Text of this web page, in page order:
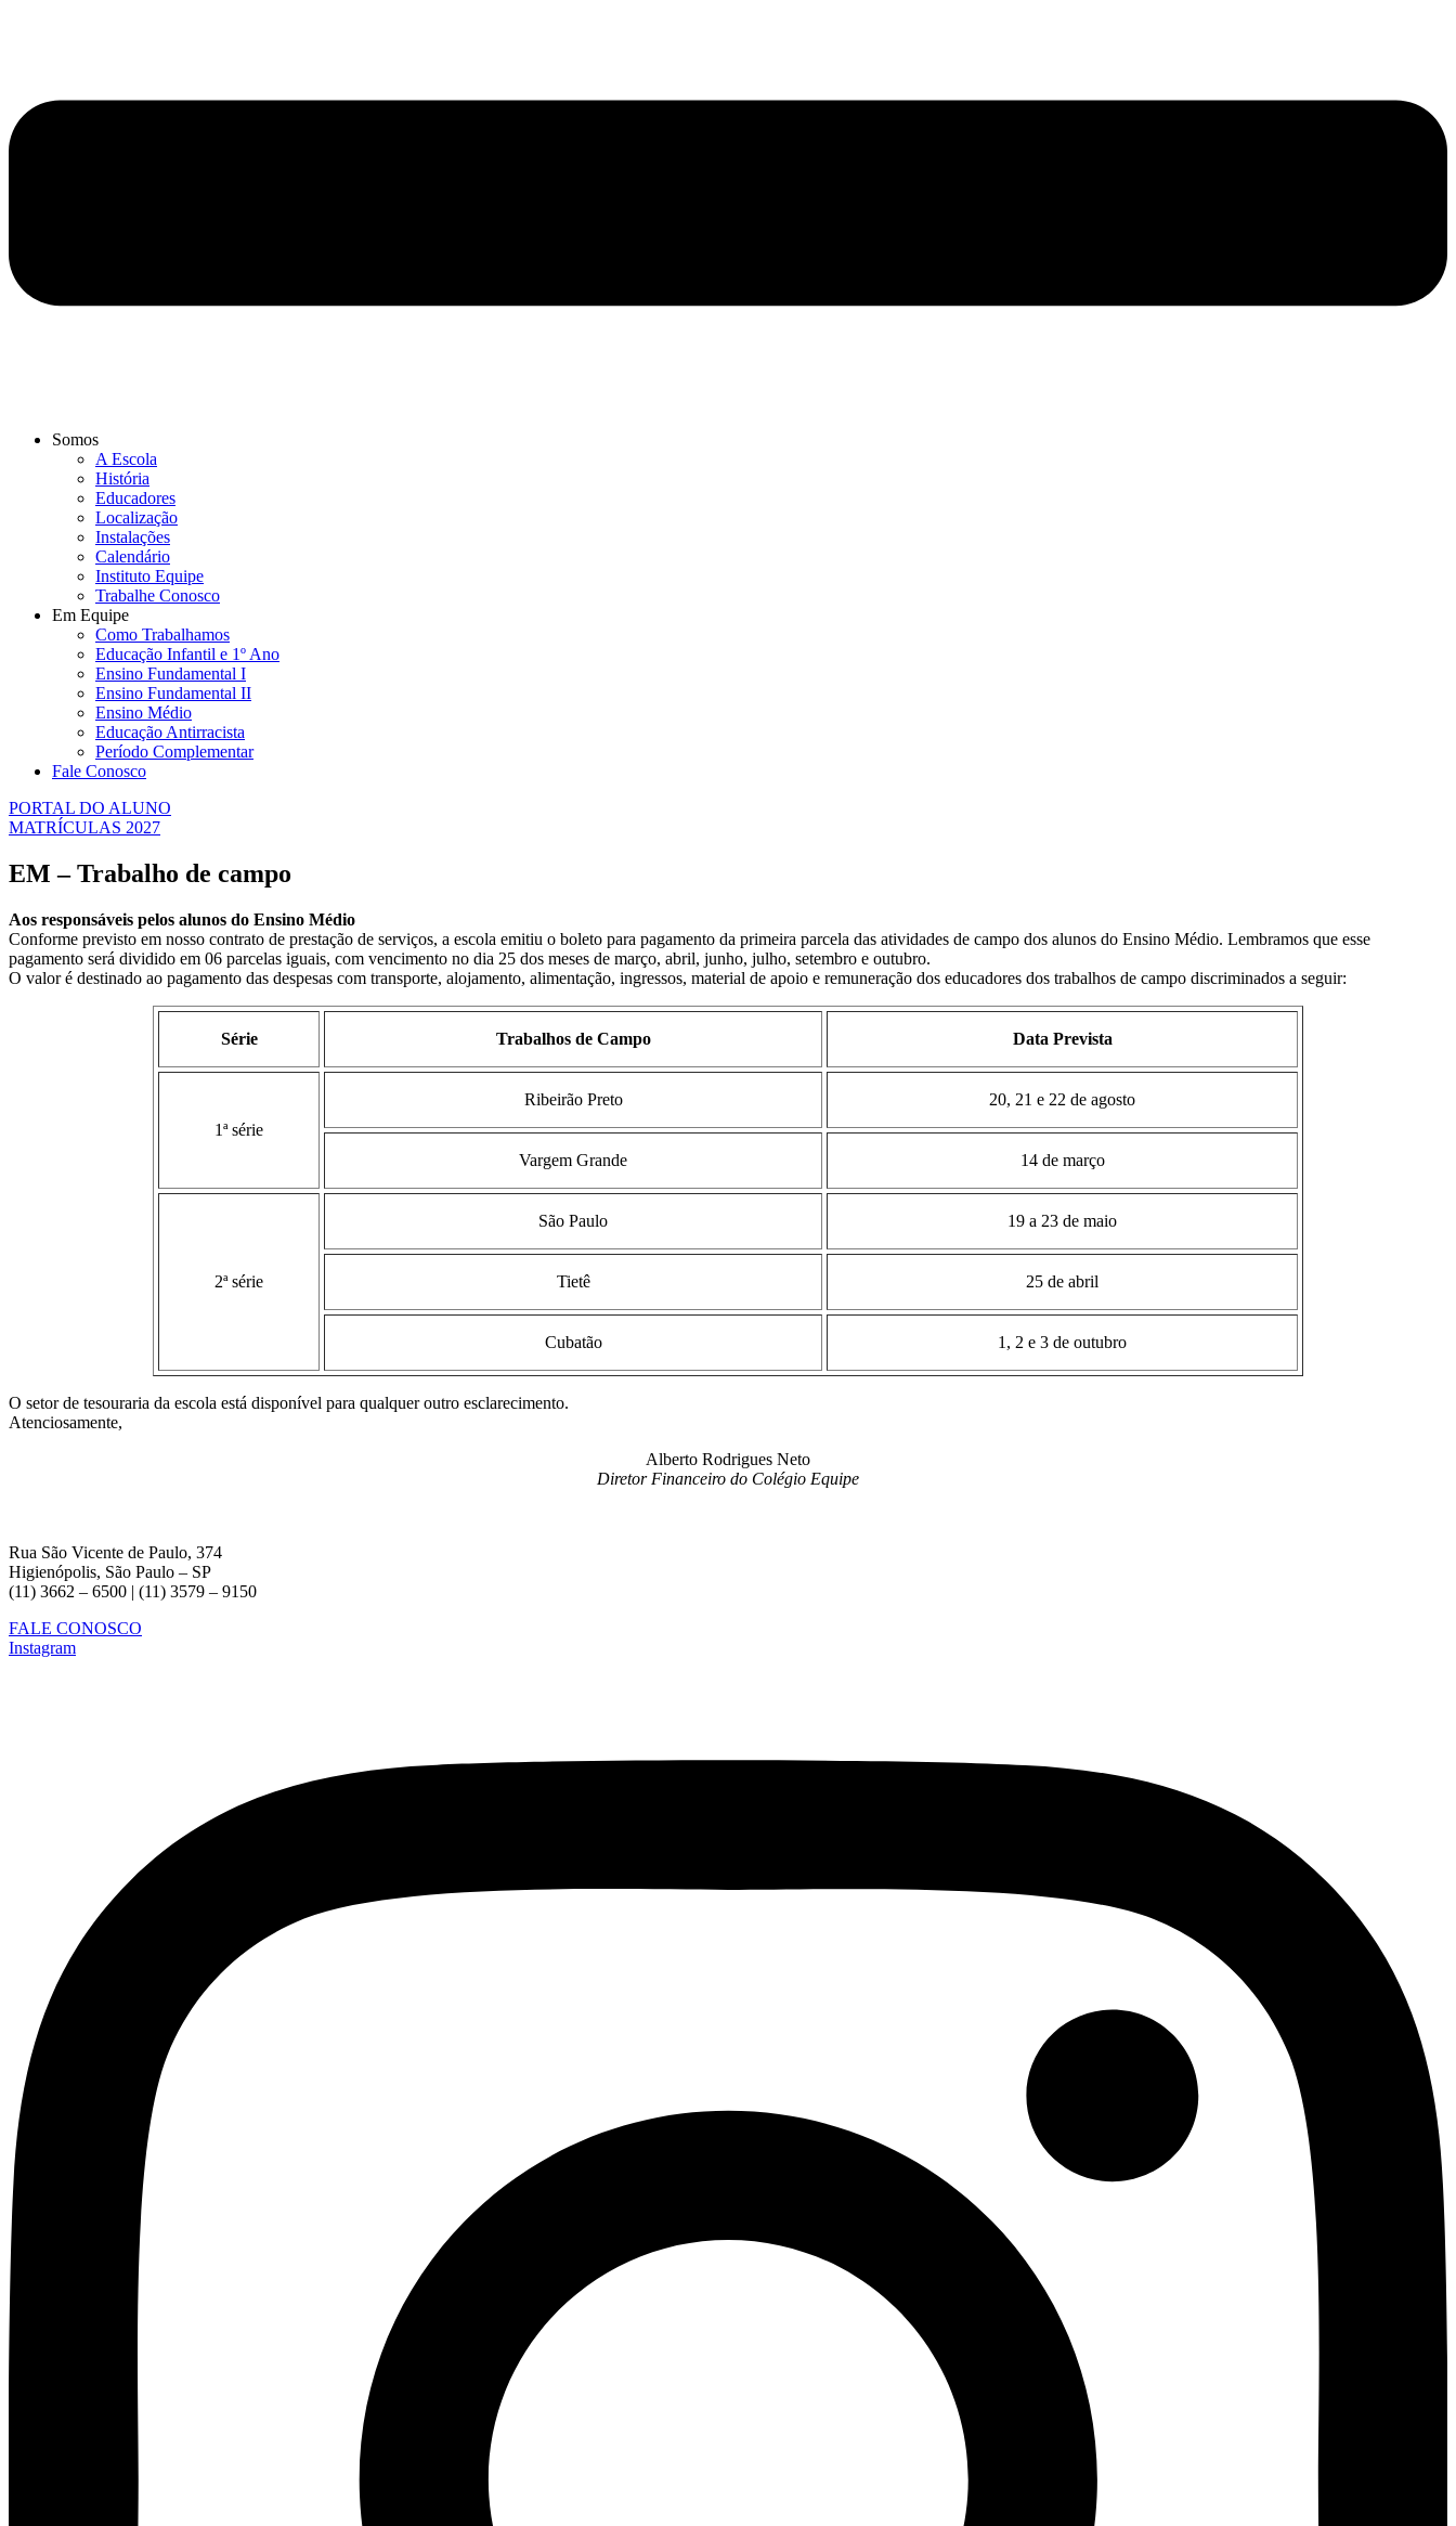
Somos
A Escola
História
Educadores
Localização
Instalações
Calendário
Instituto Equipe
Trabalhe Conosco
Em Equipe
Como Trabalhamos
Educação Infantil e 1º Ano
Ensino Fundamental I
Ensino Fundamental II
Ensino Médio
Educação Antirracista
Período Complementar
Fale Conosco
PORTAL DO ALUNO
MATRÍCULAS 2027
EM – Trabalho de campo
Aos responsáveis pelos alunos do Ensino Médio
Conforme previsto em nosso contrato de prestação de serviços, a escola emitiu o boleto para pagamento da primeira parcela das atividades de campo dos alunos do Ensino Médio. Lembramos que esse
pagamento será dividido em 06 parcelas iguais, com vencimento no dia 25 dos meses de março, abril, junho, julho, setembro e outubro.
O valor é destinado ao pagamento das despesas com transporte, alojamento, alimentação, ingressos, material de apoio e remuneração dos educadores dos trabalhos de campo discriminados a seguir:
Série Trabalhos de Campo Data Prevista
1ª série
Ribeirão Preto 20, 21 e 22 de agosto
Vargem Grande 14 de março
2ª série
São Paulo 19 a 23 de maio
Tietê 25 de abril
Cubatão 1, 2 e 3 de outubro
O setor de tesouraria da escola está disponível para qualquer outro esclarecimento.
Atenciosamente,
Alberto Rodrigues Neto
Diretor Financeiro do Colégio Equipe
Rua São Vicente de Paulo, 374
Higienópolis, São Paulo – SP
(11) 3662 – 6500 | (11) 3579 – 9150
FALE CONOSCO
Instagram